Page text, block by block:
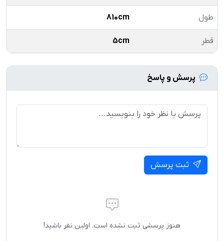
طول 810cm
قطر 5cm
پرسش و پاسخ
ثبت پرسش
هنوز پرسشی ثبت نشده است. اولین نفر باشید!